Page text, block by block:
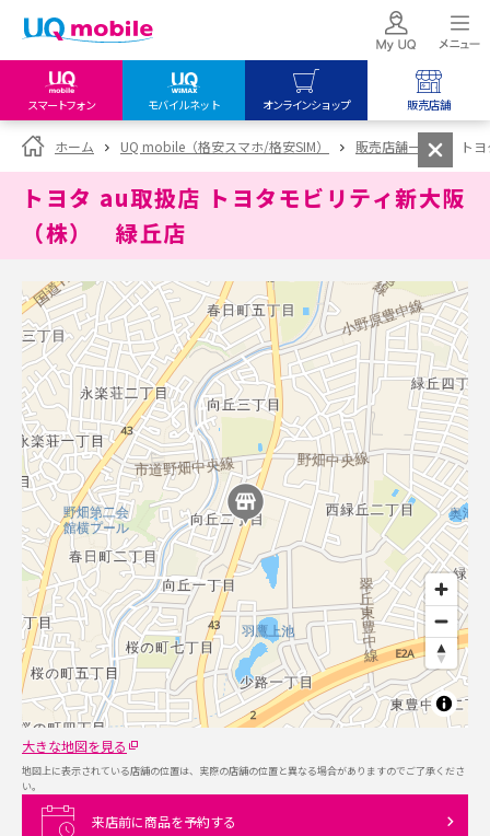
スマートフォン モバイルネット オンラインショップ 販売店舗
my UQ WiMAX
UQ WiMAX ご契約の方
My UQ mobile
UQ mobile ご契約の方
UQ mobile
データチャージサイト
UQ mobile
オンラインショップ
UQ WiMAX
オンラインショップ
UQ mobile
販売店舗
UQ WiMAX
販売店舗
ホーム UQ mobile（格安スマホ/格安SIM） 販売店舗一覧 ト
トヨタ au取扱店 トヨタモビリティ新大阪
（株） 緑丘店
大きな地図を見る
地図上に表示されている店舗の位置は、実際の店舗の位置と異なる場合がありますのでご了承くださ
い。
来店前に商品を予約する